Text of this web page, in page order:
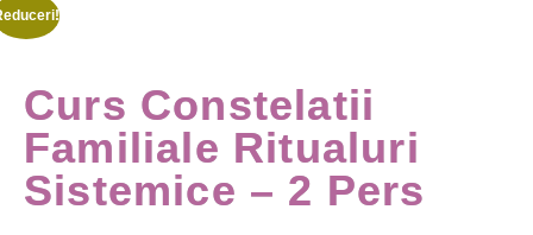
Curs Constelatii
Familiale Ritualuri
Sistemice – 2 Pers